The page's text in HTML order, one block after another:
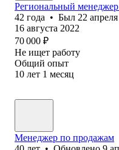
Региональный
42 года • Был 22
16 августа 2022
70 000 ₽
Не ищет работу
Общий опыт
10 лет 1 месяц
Менеджер по продажам